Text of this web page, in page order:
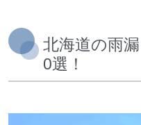
北海道の雨
0選！